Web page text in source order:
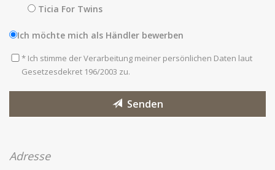
Ticia For Twins
Ich möchte mich als Händler bewerben
* Ich stimme der Verarbeitung meiner persönlichen Daten laut
Gesetzesdekret 196/2003 zu.
Senden
Adresse